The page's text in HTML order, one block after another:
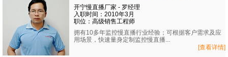
开宁慢直播厂家 - 罗经理
入职时间：2010年3月
职位：高级销售工程师
拥有10多年监控慢直播行业经验；可根据客户需求及应
用场景，快速量身定制监控慢直播...
[查看详情]